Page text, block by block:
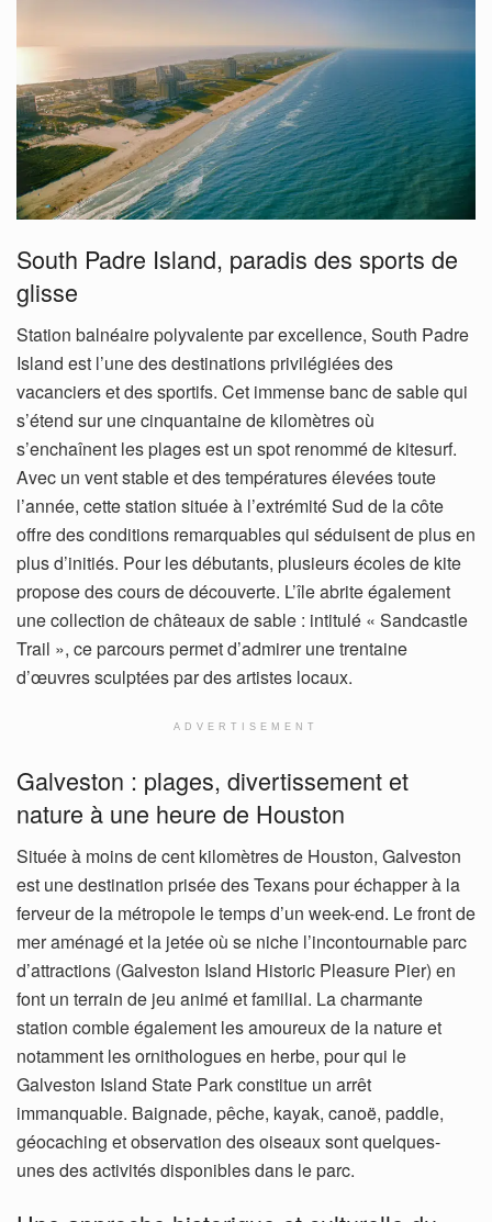
South Padre Island, paradis des sports de
glisse
Station balnéaire polyvalente par excellence, South Padre
Island est l’une des destinations privilégiées des
vacanciers et des sportifs. Cet immense banc de sable qui
s’étend sur une cinquantaine de kilomètres où
s’enchaînent les plages est un spot renommé de kitesurf.
Avec un vent stable et des températures élevées toute
l’année, cette station située à l’extrémité Sud de la côte
offre des conditions remarquables qui séduisent de plus en
plus d’initiés. Pour les débutants, plusieurs écoles de kite
propose des cours de découverte. L’île abrite également
une collection de châteaux de sable : intitulé « Sandcastle
Trail », ce parcours permet d’admirer une trentaine
d’œuvres sculptées par des artistes locaux.
ADVERTISEMENT
Galveston : plages, divertissement et
nature à une heure de Houston
Située à moins de cent kilomètres de Houston, Galveston
est une destination prisée des Texans pour échapper à la
ferveur de la métropole le temps d’un week-end. Le front de
mer aménagé et la jetée où se niche l’incontournable parc
d’attractions (Galveston Island Historic Pleasure Pier) en
font un terrain de jeu animé et familial. La charmante
station comble également les amoureux de la nature et
notamment les ornithologues en herbe, pour qui le
Galveston Island State Park constitue un arrêt
immanquable. Baignade, pêche, kayak, canoë, paddle,
géocaching et observation des oiseaux sont quelques-
unes des activités disponibles dans le parc.